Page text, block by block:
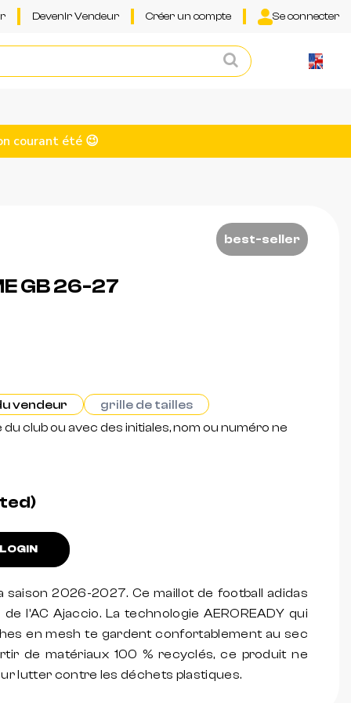
Devenir Vendeur Créer un compte Se connecter
courant été 😉
best-seller
GB 26-27
vendeur
grille de tailles
club ou avec des initiales, nom ou numéro ne
saison 2026-2027. Ce maillot de football adidas
l'AC Ajaccio. La technologie AEROREADY qui
en mesh te gardent confortablement au sec
de matériaux 100 % recyclés, ce produit ne
lutter contre les déchets plastiques.